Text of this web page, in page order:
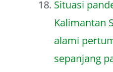
Situasi
Kalimantan
alami
sepanjang